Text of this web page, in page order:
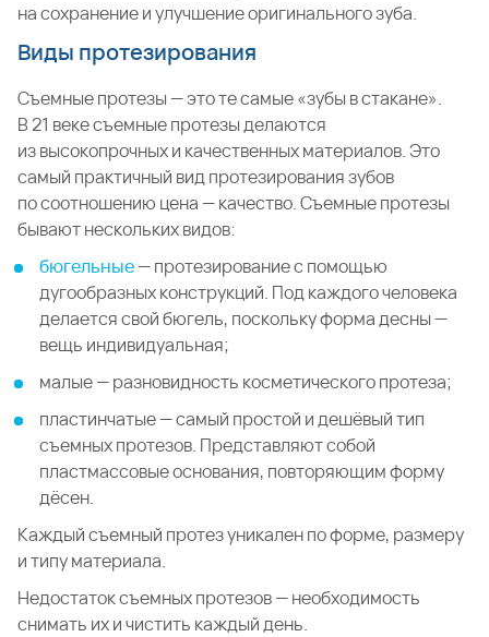
на сохранение и улучшение оригинального зуба.
Виды протезирования
Съемные протезы — это те самые «зубы в стакане».
В 21 веке съемные протезы делаются
из высокопрочных и качественных материалов. Это
самый практичный вид протезирования зубов
по соотношению цена — качество. Съемные протезы
бывают нескольких видов:
бюгельные— протезирование с помощью
дугообразных конструкций. Под каждого человека
делается свой бюгель, поскольку форма десны —
вещь индивидуальная;
малые — разновидность косметического протеза;
пластинчатые — самый простой и дешёвый тип
съемных протезов. Представляют собой
пластмассовые основания, повторяющим форму
дёсен.
Каждый съемный протез уникален по форме, размеру
и типу материала.
Недостаток съемных протезов — необходимость
снимать их и чистить каждый день.